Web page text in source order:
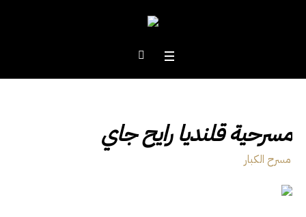
مسرحية قلنديا رايح جاي
مسرح الكبار